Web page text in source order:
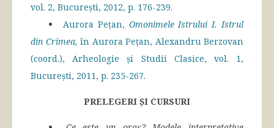
vol. 2, București, 2012, p. 176-239.
Aurora Pețan, Omonimele Istrului I. Istrul
din Crimea, în Aurora Pețan, Alexandru Berzovan
(coord.), Arheologie și Studii Clasice, vol. 1,
București, 2011, p. 235-267.
PRELEGERI ȘI CURSURI